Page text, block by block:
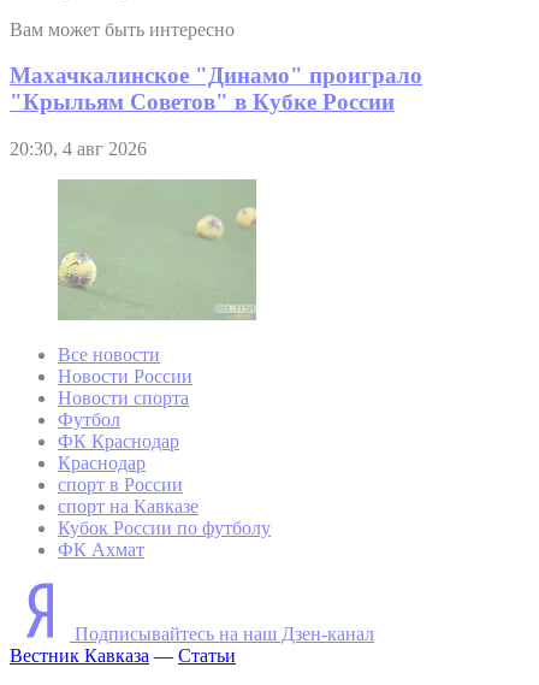
Вам может быть интересно
Махачкалинское "Динамо" проиграло
"Крыльям Советов" в Кубке России
20:30, 4 авг 2026
Все новости
Новости России
Новости спорта
Футбол
ФК Краснодар
Краснодар
спорт в России
спорт на Кавказе
Кубок России по футболу
ФК Ахмат
Подписывайтесь на наш Дзен-канал
Вестник Кавказа — Статьи